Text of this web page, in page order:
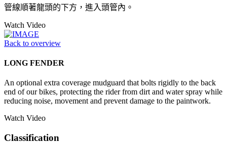
管線順著龍頭的下方，進入頭管內。
Watch Video
Back to overview
LONG FENDER
An optional extra coverage mudguard that bolts rigidly to the back
end of our bikes, protecting the rider from dirt and water spray while
reducing noise, movement and prevent damage to the paintwork.
Watch Video
Classification